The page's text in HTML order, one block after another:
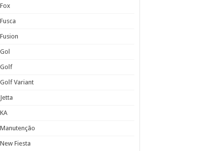
Fox
Fusca
Fusion
Gol
Golf
Golf Variant
Jetta
KA
Manutenção
New Fiesta